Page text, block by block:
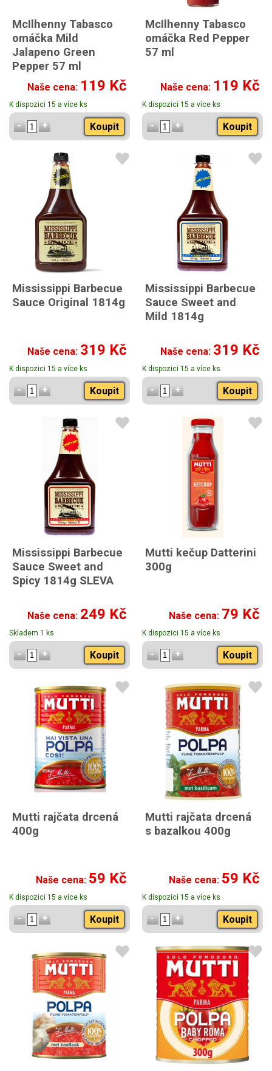
McIlhenny Tabasco
omáčka Mild
Jalapeno Green
Pepper 57 ml
Naše cena: 119 Kč
K dispozici 15 a více ks
Koupit
McIlhenny Tabasco
omáčka Red Pepper
57 ml
Naše cena: 119 Kč
K dispozici 15 a více ks
Koupit
Mississippi Barbecue
Sauce Original 1814g
Naše cena: 319 Kč
K dispozici 15 a více ks
Koupit
Mississippi Barbecue
Sauce Sweet and
Mild 1814g
Naše cena: 319 Kč
K dispozici 15 a více ks
Koupit
Mississippi Barbecue
Sauce Sweet and
Spicy 1814g SLEVA
Naše cena: 249 Kč
Skladem 1 ks
Koupit
Mutti kečup Datterini
300g
Naše cena: 79 Kč
K dispozici 15 a více ks
Koupit
Mutti rajčata drcená
400g
Naše cena: 59 Kč
K dispozici 15 a více ks
Koupit
Mutti rajčata drcená
s bazalkou 400g
Naše cena: 59 Kč
K dispozici 15 a více ks
Koupit